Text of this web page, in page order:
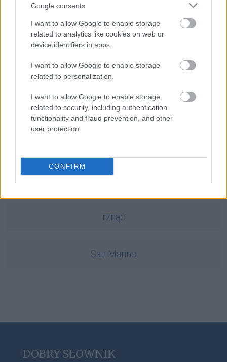
Google consents
I want to allow Google to enable storage
related to analytics like cookies on web or
device identifiers in apps.
I want to allow Google to enable storage
related to personalization.
I want to allow Google to enable storage
related to security, including authentication
functionality and fraud prevention, and other
user protection.
CONFIRM
daniel
goj
darmozjad
rżnąć
San Marino
DOBRY SŁOWNIK